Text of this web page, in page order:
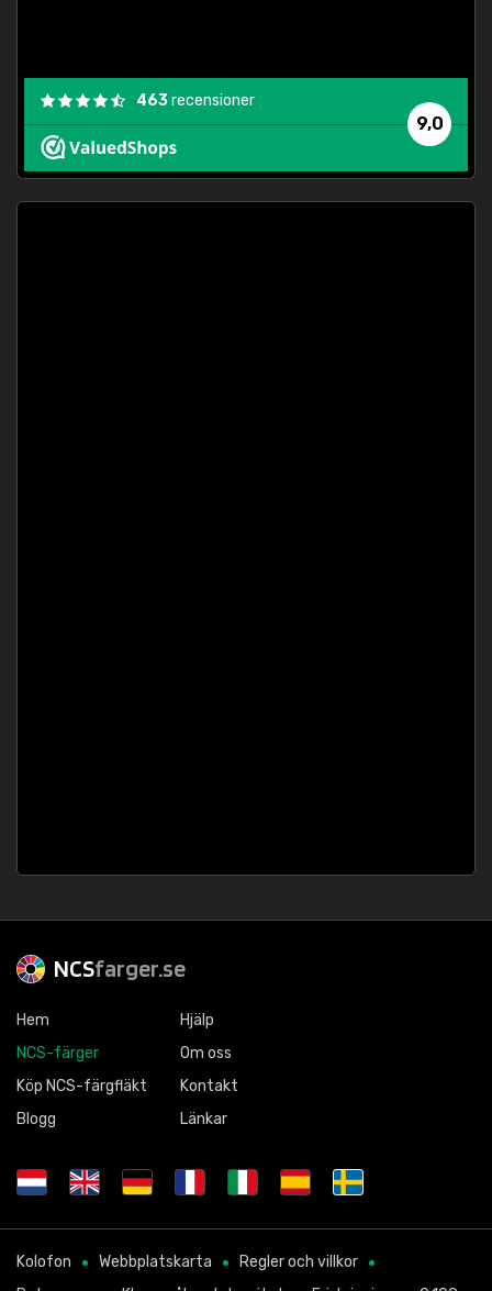
9,0
463recensioner
NCSfarger.se
Hem
NCS-färger
Köp NCS-färgfläkt
Blogg
Hjälp
Om oss
Kontakt
Länkar
Kolofon Webbplatskarta
Regler och villkor